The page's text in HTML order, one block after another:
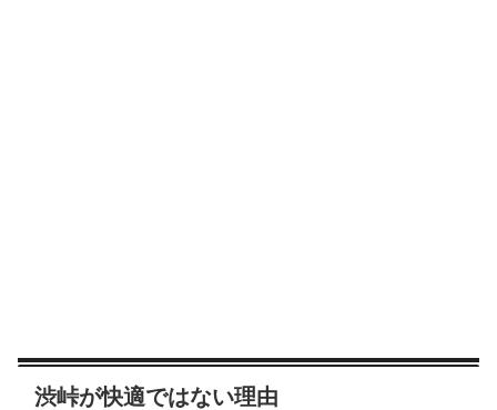
渋峠が快適ではない理由